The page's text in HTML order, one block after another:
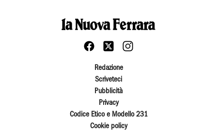
Redazione
Scriveteci
Pubblicità
Privacy
Codice Etico e Modello 231
Cookie policy